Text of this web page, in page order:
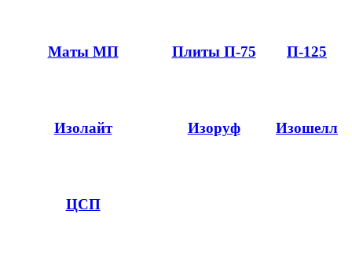
Маты МП Плиты П-75 П-125
Изолайт Изоруф Изошелл
ЦСП